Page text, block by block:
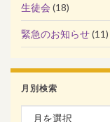
生徒会 (18)
緊急のお知らせ(11)
月別検索
月別検索